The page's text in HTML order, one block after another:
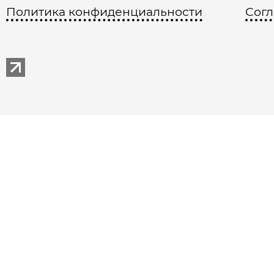
Политика конфиденциальности